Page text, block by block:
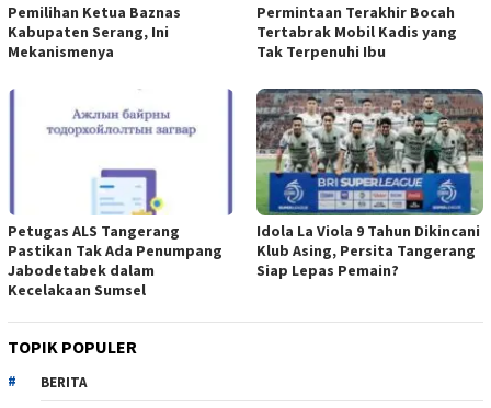
Pemilihan Ketua Baznas
Kabupaten Serang, Ini
Mekanismenya
Permintaan Terakhir Bocah
Tertabrak Mobil Kadis yang
Tak Terpenuhi Ibu
Petugas ALS Tangerang
Pastikan Tak Ada Penumpang
Jabodetabek dalam
Kecelakaan Sumsel
Idola La Viola 9 Tahun Dikincani
Klub Asing, Persita Tangerang
Siap Lepas Pemain?
TOPIK POPULER
BERITA